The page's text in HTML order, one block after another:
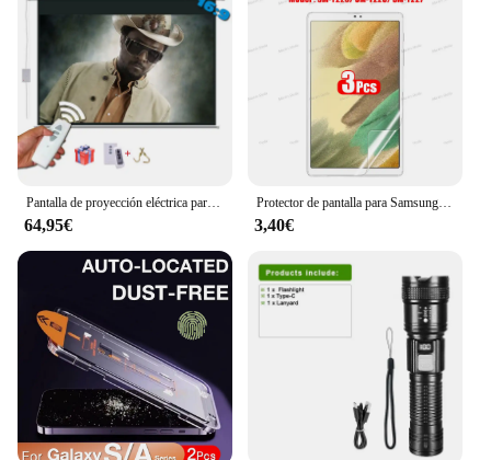
Pantalla de proyección eléctrica para proyector de películas, 72 pulgadas, 16:9, blanco mate, LED, LCD, HD
64,95€
Protector de pantalla para Samsung Galaxy Tab S7, S8, S9 Plus, Ultra, Samsung tab S6 Lite, s7, s9 fe, A8, A9, A7, sin cristal, 3 unidades
3,40€